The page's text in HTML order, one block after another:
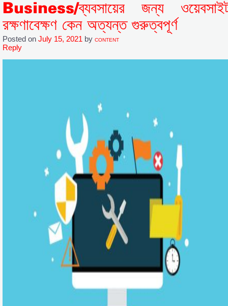
Business/ব্যবসায়ের জন্য
রক্ষণাবেক্ষণ কেন অত্যন্ত গুরুত্বপূর্ণ
Posted on July 15, 2021 by CONTENT
Reply